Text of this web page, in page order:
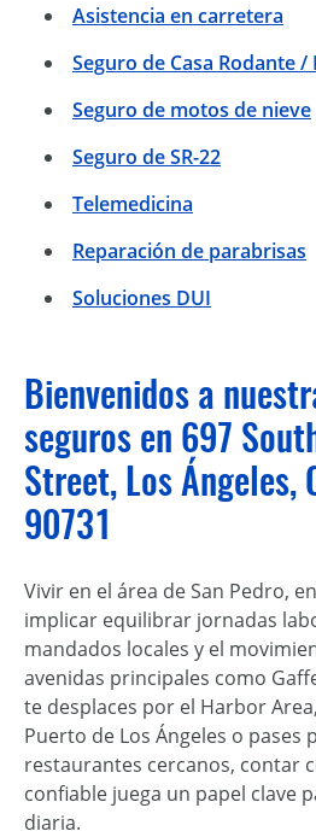
Asistencia en carretera
Seguro de Casa Rodante /
Seguro de motos de nieve
Seguro de SR-22
Telemedicina
Reparación de parabrisas
Soluciones DUI
Bienvenidos a
seguros en 697
Street, Los Ángeles,
90731
Vivir en el área de San Pedro,
implicar equilibrar jornadas
mandados locales y el
avenidas principales como
te desplaces por el Harbor
Puerto de Los Ángeles o pases
restaurantes cercanos, contar
confiable juega un papel clave
diaria.